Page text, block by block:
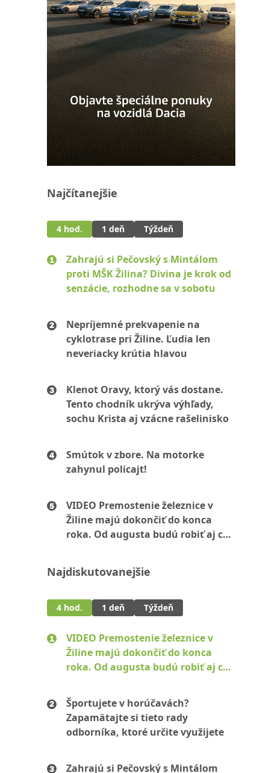
Najčítanejšie
4 hod. 1 deň Týždeň
Zahrajú si Pečovský s Mintálom
proti MŠK Žilina? Divina je krok od
senzácie, rozhodne sa v sobotu
Nepríjemné prekvapenie na
cyklotrase pri Žiline. Ľudia len
neveriacky krútia hlavou
Klenot Oravy, ktorý vás dostane.
Tento chodník ukrýva výhľady,
sochu Krista aj vzácne rašelinisko
Smútok v zbore. Na motorke
zahynul policajt!
VIDEO Premostenie železnice v
Žiline majú dokončiť do konca
roka. Od augusta budú robiť aj cez
Najdiskutovanejšie
4 hod. 1 deň Týždeň
VIDEO Premostenie železnice v
Žiline majú dokončiť do konca
roka. Od augusta budú robiť aj cez
Športujete v horúčavách?
Zapamätajte si tieto rady
odborníka, ktoré určite využijete
Zahrajú si Pečovský s Mintálom